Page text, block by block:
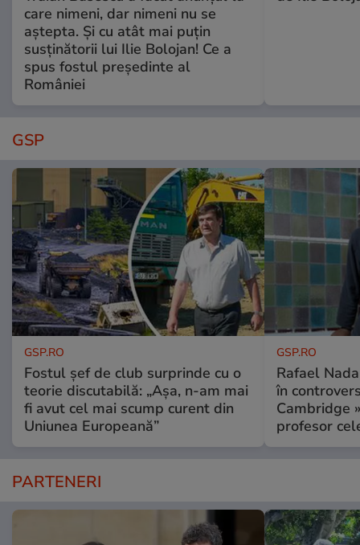
care nimeni, dar nimeni nu se
aștepta. Și cu atât mai puțin
susținătorii lui Ilie Bolojan! Ce a
spus fostul președinte al
României
GSP
GSP.RO
Fostul șef de club surprinde cu o
teorie discutabilă: „Așa, n-am mai
fi avut cel mai scump curent din
Uniunea Europeană”
GSP.RO
Rafael
în
Cambridge
profesor
PARTENERI